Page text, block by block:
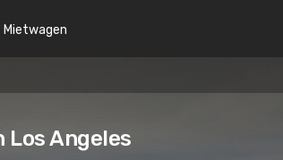
Mietwagen
Los Angeles